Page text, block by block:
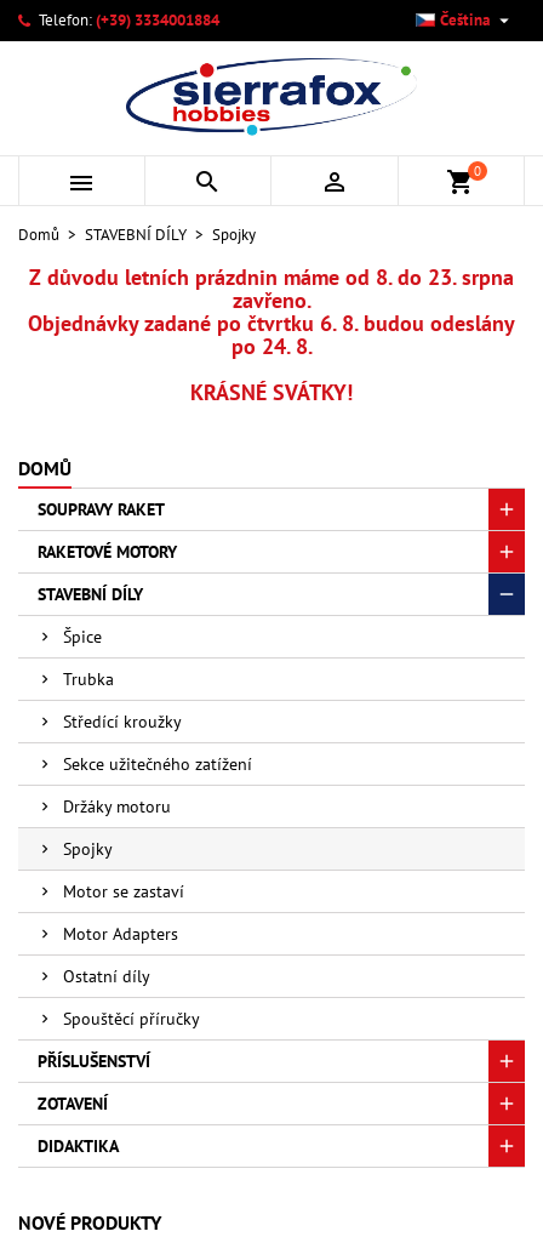
Telefon:(+39) 3334001884 Čeština 
   shopping_cart0
Domů STAVEBNÍ DÍLY Spojky
Z důvodu letních prázdnin máme od 8. do 23. srpna
zavřeno.
Objednávky zadané po čtvrtku 6. 8. budou odeslány
po 24. 8.
KRÁSNÉ SVÁTKY!
DOMŮ
SOUPRAVY RAKET
RAKETOVÉ MOTORY
STAVEBNÍ DÍLY
Špice
Trubka
Středící kroužky
Sekce užitečného zatížení
Držáky motoru
Spojky
Motor se zastaví
Motor Adapters
Ostatní díly
Spouštěcí příručky
PŘÍSLUŠENSTVÍ
ZOTAVENÍ
DIDAKTIKA
NOVÉ PRODUKTY
Můj seznam přání ×
Vytvořit nový seznam
((modalTitle)) ×
((confirmMessage))
((cancelText)) ((modalDeleteText))
Vytvořit seznam přání ×
Název seznamu přání
Zrušit
Přihlásit se ×
Musíte být přihlášen, abyste si mohli výrobky uložit do
svého seznamu přání.
Zrušit Přihlásit se